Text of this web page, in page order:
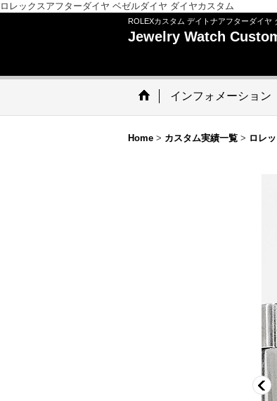
ロレックスアフターダイヤ ベゼルダイヤ ダイヤカスタム
ROLEXカスタム デイトナアフターダイヤ
Jewelry Watch
インフォメーション
Home > カスタム実績一覧 > ロレ